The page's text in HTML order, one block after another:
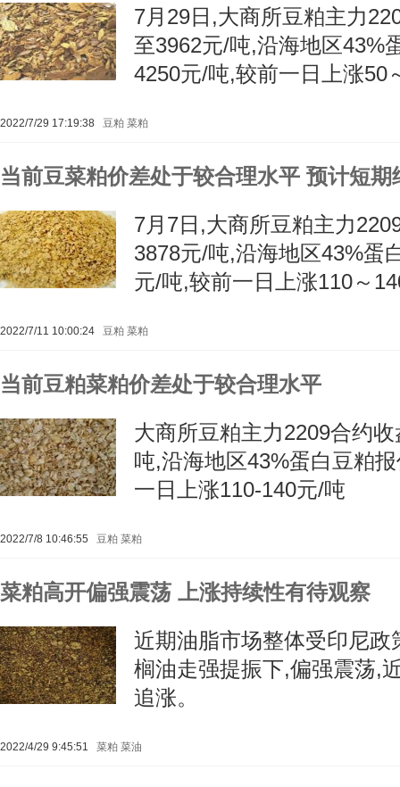
7月29日,大商所豆粕主力
至3962元/吨,沿海地区43%
4250元/吨,较前一日上涨50
2022/7/29 17:19:38 豆粕 菜粕
当前豆菜粕价差处于较合理水平 预计短
7月7日,大商所豆粕主力
3878元/吨,沿海地区43%蛋
元/吨,较前一日上涨110～
2022/7/11 10:00:24 豆粕 菜粕
当前豆粕菜粕价差处于较合理水平
大商所豆粕主力2209合约
吨,沿海地区43%蛋白豆粕
一日上涨110-140元/吨
2022/7/8 10:46:55 豆粕 菜粕
菜粕高开偏强震荡 上涨持续性有待观察
近期油脂市场整体受印尼
榈油走强提振下,偏强震荡,
追涨。
2022/4/29 9:45:51 菜粕 菜油